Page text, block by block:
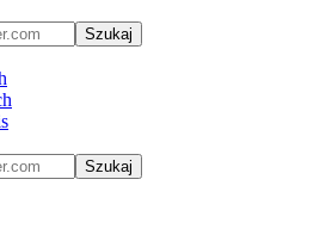
Szukaj
Szukaj